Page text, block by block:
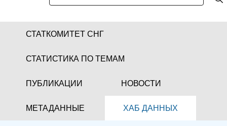
СТАТКОМИТЕТ СНГ
СТАТИСТИКА ПО ТЕМАМ
ПУБЛИКАЦИИ НОВОСТИ
МЕТАДАННЫЕ ХАБ ДАННЫХ